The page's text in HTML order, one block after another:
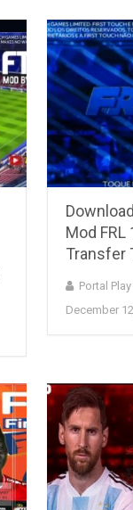
Mod FRL
Transfer
Portal
December